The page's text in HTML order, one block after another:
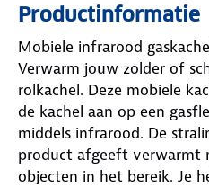
Productinformatie
Mobiele infrarood
Verwarm jouw zolder of
rolkachel. Deze mobiele
de kachel aan op een
middels infrarood. De
product afgeeft verwarmt
objecten in het bereik. Je